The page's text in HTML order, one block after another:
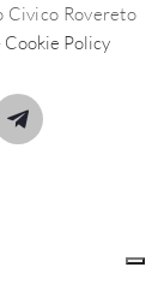
Civico Rovereto
Cookie Policy